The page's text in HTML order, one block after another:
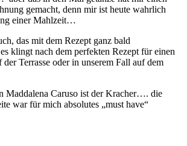
gemacht, denn mir ist heute wahrlich
einer Mahlzeit…
das mit dem Rezept ganz bald
klingt nach dem perfekten Rezept für einen
der Terrasse oder in unserem Fall auf dem
Maddalena Caruso ist der Kracher…. die
war für mich absolutes „must have“